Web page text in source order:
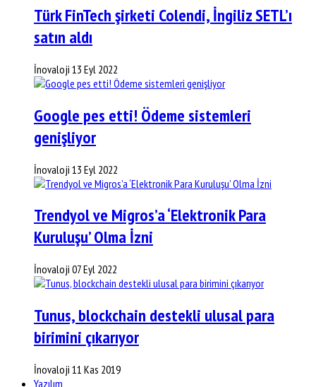
Türk FinTech şirketi Colendi, İngiliz SETL’ı
satın aldı
İnovaloji 13 Eyl 2022
Google pes etti! Ödeme sistemleri
genişliyor
İnovaloji 13 Eyl 2022
Trendyol ve Migros’a ‘Elektronik Para
Kuruluşu’ Olma İzni
İnovaloji 07 Eyl 2022
Tunus, blockchain destekli ulusal para
birimini çıkarıyor
İnovaloji 11 Kas 2019
Yazılım